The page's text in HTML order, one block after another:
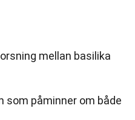
mellan basilika
som påminner om både